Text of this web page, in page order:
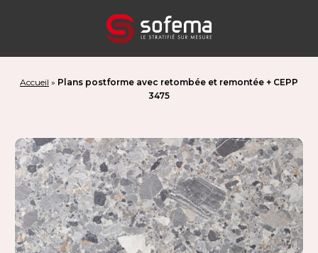
Accueil » Plans postforme avec retombée et remontée + CEPP
3475